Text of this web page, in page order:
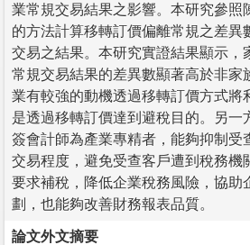
業常規交易結果之影響。本研究參照
的方法計算移轉訂價偏離常規之差異
交易之結果。本研究實證結果顯示，
常規交易結果的差異數顯著高於非家
業有較強的動機透過移轉訂價方式將
是透過移轉訂價達到避稅目的。另一
簽會計師為產業專精者，能夠抑制受
交易程度，避免受查客戶遭到稅務機
要求補稅，降低企業稅務風險，協助
劃，也能夠改善財務報表品質。
論文外文摘要